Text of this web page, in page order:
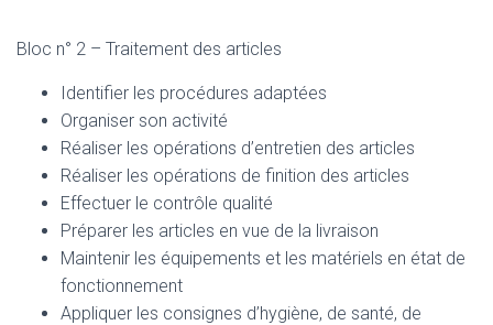
Bloc n° 2 – Traitement des articles
Identifier les procédures adaptées
Organiser son activité
Réaliser les opérations d’entretien des articles
Réaliser les opérations de finition des articles
Effectuer le contrôle qualité
Préparer les articles en vue de la livraison
Maintenir les équipements et les matériels en état de
fonctionnement
Appliquer les consignes d’hygiène, de santé, de